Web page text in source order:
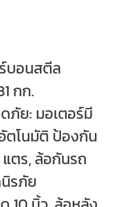
บอนสตีล
กก.
ภัย: มอเตอร์มี
ตโนมัติ ป้องกัน
แตร, ล้อกันรถ
รภัย